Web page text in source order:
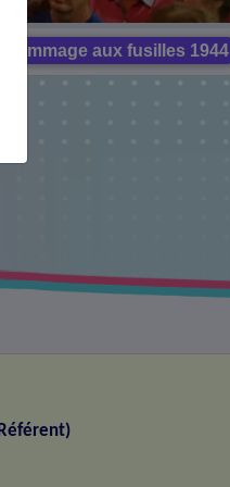
aux fusilles 1944